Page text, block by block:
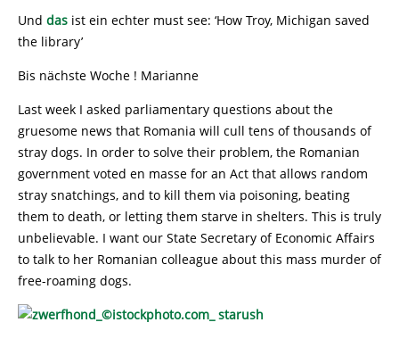
Und das ist ein echter must see: ‘How Troy, Michigan saved
the library’
Bis nächste Woche ! Marianne
Last week I asked parliamentary questions about the
gruesome news that Romania will cull tens of thousands of
stray dogs. In order to solve their problem, the Romanian
government voted en masse for an Act that allows random
stray snatchings, and to kill them via poisoning, beating
them to death, or letting them starve in shelters. This is truly
unbelievable. I want our State Secretary of Economic Affairs
to talk to her Romanian colleague about this mass murder of
free-roaming dogs.